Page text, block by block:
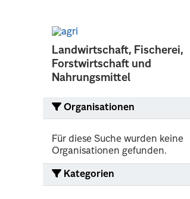
Landwirtschaft, Fischerei,
Forstwirtschaft und
Nahrungsmittel
Organisationen
Für diese Suche wurden keine
Organisationen gefunden.
Kategorien